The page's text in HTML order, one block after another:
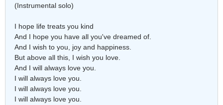
(Instrumental solo)
I hope life treats you kind
And I hope you have all you've dreamed of.
And I wish to you, joy and happiness.
But above all this, I wish you love.
And I will always love you.
I will always love you.
I will always love you.
I will always love you.